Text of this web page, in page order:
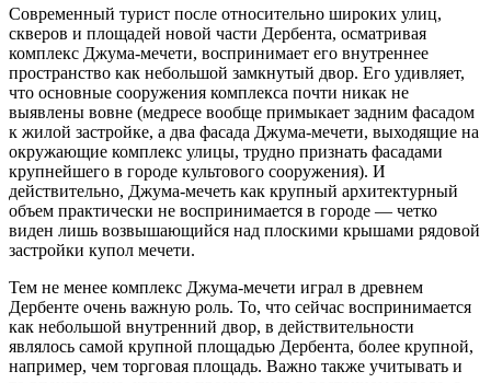
Современный турист после относительно широких улиц,
скверов и площадей новой части Дербента, осматривая
комплекс Джума-мечети, воспринимает его внутреннее
пространство как небольшой замкнутый двор. Его удивляет,
что основные сооружения комплекса почти никак не
выявлены вовне (медресе вообще примыкает задним фасадом
к жилой застройке, а два фасада Джума-мечети, выходящие на
окружающие комплекс улицы, трудно признать фасадами
крупнейшего в городе культового сооружения). И
действительно, Джума-мечеть как крупный архитектурный
объем практически не воспринимается в городе — четко
виден лишь возвышающийся над плоскими крышами рядовой
застройки купол мечети.
Тем не менее комплекс Джума-мечети играл в древнем
Дербенте очень важную роль. То, что сейчас воспринимается
как небольшой внутренний двор, в действительности
являлось самой крупной площадью Дербента, более крупной,
например, чем торговая площадь. Важно также учитывать и